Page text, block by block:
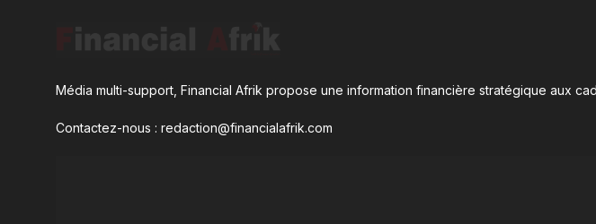
Média multi-support, Financial Afrik propose une information financière stratégique aux
Contactez-nous : redaction@financialafrik.com